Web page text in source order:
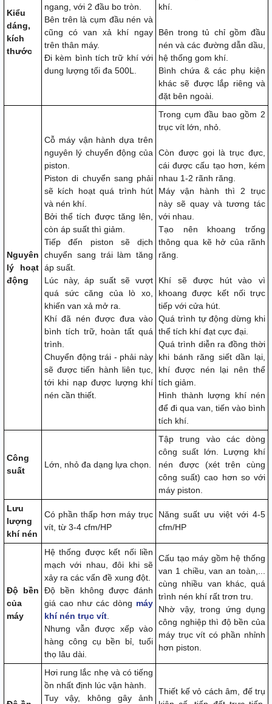
Kiểu
dáng,
kích
thước
ngang, với 2 đầu bo tròn.
Bên trên là cụm đầu nén và
cũng có van xả khí ngay
trên thân máy.
Đi kèm bình tích trữ khí với
dung lượng tối đa 500L.
khí.
Bên trong tủ chỉ gồm đầu
nén và các đường dẫn dầu,
hệ thống gom khí.
Bình chứa & các phụ kiện
khác sẽ được lắp riêng và
đặt bên ngoài.
Nguyên
lý hoạt
động
Cỗ máy vận hành dựa trên
nguyên lý chuyển động của
piston.
Piston di chuyển sang phải
sẽ kích hoạt quá trình hút
và nén khí.
Bởi thể tích được tăng lên,
còn áp suất thì giảm.
Tiếp đến piston sẽ dịch
chuyển sang trái làm tăng
áp suất.
Lúc này, áp suất sẽ vượt
quá sức căng của lò xo,
khiến van xả mở ra.
Khí đã nén được đưa vào
bình tích trữ, hoàn tất quá
trình.
Chuyển động trái - phải này
sẽ được tiến hành liên tục,
tới khi nạp được lượng khí
nén cần thiết.
Trong cụm đầu bao gồm 2
trục vít lớn, nhỏ.
Còn được gọi là trục đực,
cái được cấu tạo hơn, kém
nhau 1-2 rãnh răng.
Máy vận hành thì 2 trục
này sẽ quay và tương tác
với nhau.
Tạo nên khoang trống
thông qua kẽ hở của rãnh
răng.
Khí sẽ được hút vào vì
khoang được kết nối trực
tiếp với cửa hút.
Quá trình tự động dừng khi
thể tích khí đạt cực đại.
Quá trình diễn ra đồng thời
khi bánh răng siết dần lại,
khí được nén lại nên thể
tích giảm.
Hình thành lượng khí nén
để đi qua van, tiến vào bình
tích khí.
Công
suất
Lớn, nhỏ đa dạng lựa chọn.
Tập trung vào các dòng
công suất lớn. Lượng khí
nén được (xét trên cùng
công suất) cao hơn so với
máy piston.
Lưu
lượng
khí nén
Có phần thấp hơn máy trục
vít, từ 3-4 cfm/HP
Năng suất ưu việt với 4-5
cfm/HP
Độ bền
của
máy
Hệ thống được kết nối liền
mạch với nhau, đôi khi sẽ
xảy ra các vấn đề xung đột.
Độ bền không được đánh
giá cao như các dòng máy
khí nén trục vít
Nhưng vẫn được xếp vào
hàng công cụ bền bỉ, tuổi
thọ lâu dài.
Cấu tạo máy gồm hệ thống
van 1 chiều, van an toàn,...
cùng nhiều van khác, quá
trình nén khí rất trơn tru.
Nhờ vậy, trong ứng dụng
công nghiệp thì độ bền của
máy trục vít có phần nhỉnh
hơn piston.
Hơi rung lắc nhẹ và có tiếng
ồn nhất định lúc vận hành.
Tuy vậy, không gây ảnh
Thiết kế vỏ cách âm, đế trụ